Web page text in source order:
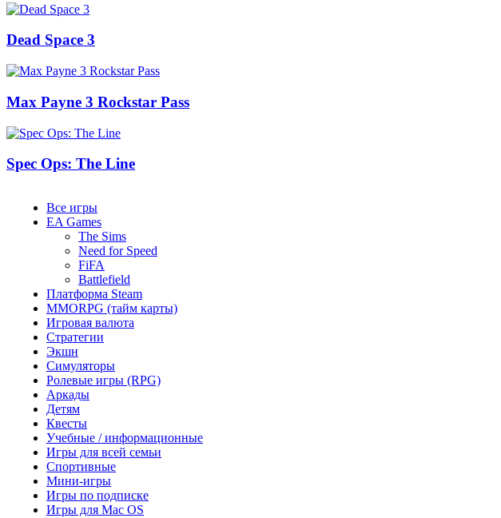
Dead Space 3
Max Payne 3 Rockstar Pass
Spec Ops: The Line
Все игры
EA Games
The Sims
Need for Speed
FiFA
Battlefield
Платформа Steam
MMORPG (тайм карты)
Игровая валюта
Стратегии
Экшн
Симуляторы
Ролевые игры (RPG)
Аркады
Детям
Квесты
Учебные / информационные
Игры для всей семьи
Спортивные
Мини-игры
Игры по подписке
Игры для Mac OS